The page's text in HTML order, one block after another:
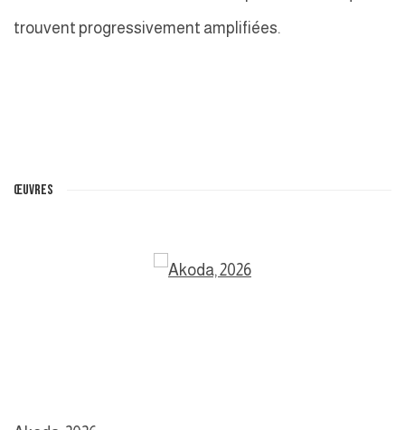
trouvent progressivement amplifiées.
ŒUVRES